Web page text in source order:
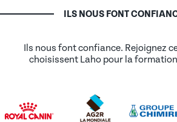
ILS NOUS FONT
Ils nous font confiance. Rejoignez
choisissent Laho pour la